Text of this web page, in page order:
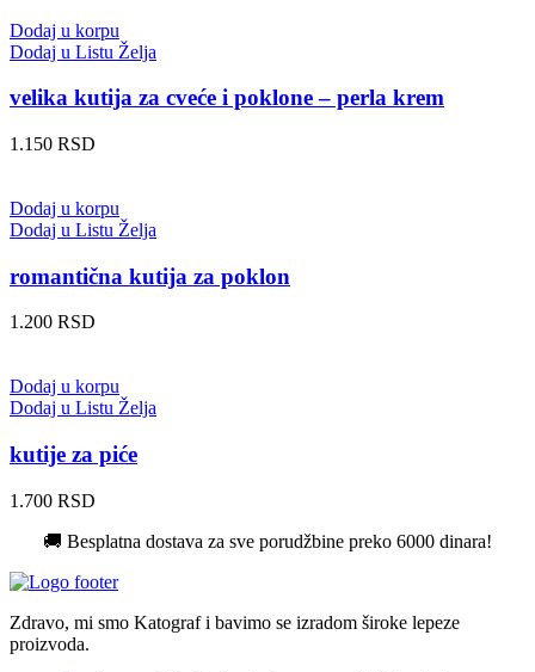
Dodaj u korpu
Dodaj u Listu Želja
velika kutija za cveće i poklone – perla krem
1.150 RSD
Dodaj u korpu
Dodaj u Listu Želja
romantična kutija za poklon
1.200 RSD
Dodaj u korpu
Dodaj u Listu Želja
kutije za piće
1.700 RSD
🚚 Besplatna dostava za sve porudžbine preko 6000 dinara!
Zdravo, mi smo Katograf i bavimo se izradom široke lepeze
proizvoda.